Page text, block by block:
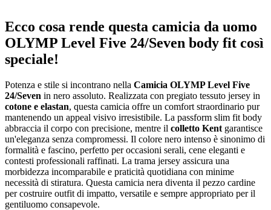
Ecco cosa rende questa camicia da uomo
OLYMP Level Five 24/Seven body fit così
speciale!
Potenza e stile si incontrano nella Camicia OLYMP Level Five
24/Seven in nero assoluto. Realizzata con pregiato tessuto jersey in
cotone e elastan, questa camicia offre un comfort straordinario pur
mantenendo un appeal visivo irresistibile. La passform slim fit body
abbraccia il corpo con precisione, mentre il colletto Kent garantisce
un'eleganza senza compromessi. Il colore nero intenso è sinonimo di
formalità e fascino, perfetto per occasioni serali, cene eleganti e
contesti professionali raffinati. La trama jersey assicura una
morbidezza incomparabile e praticità quotidiana con minime
necessità di stiratura. Questa camicia nera diventa il pezzo cardine
per costruire outfit di impatto, versatile e sempre appropriato per il
gentiluomo consapevole.